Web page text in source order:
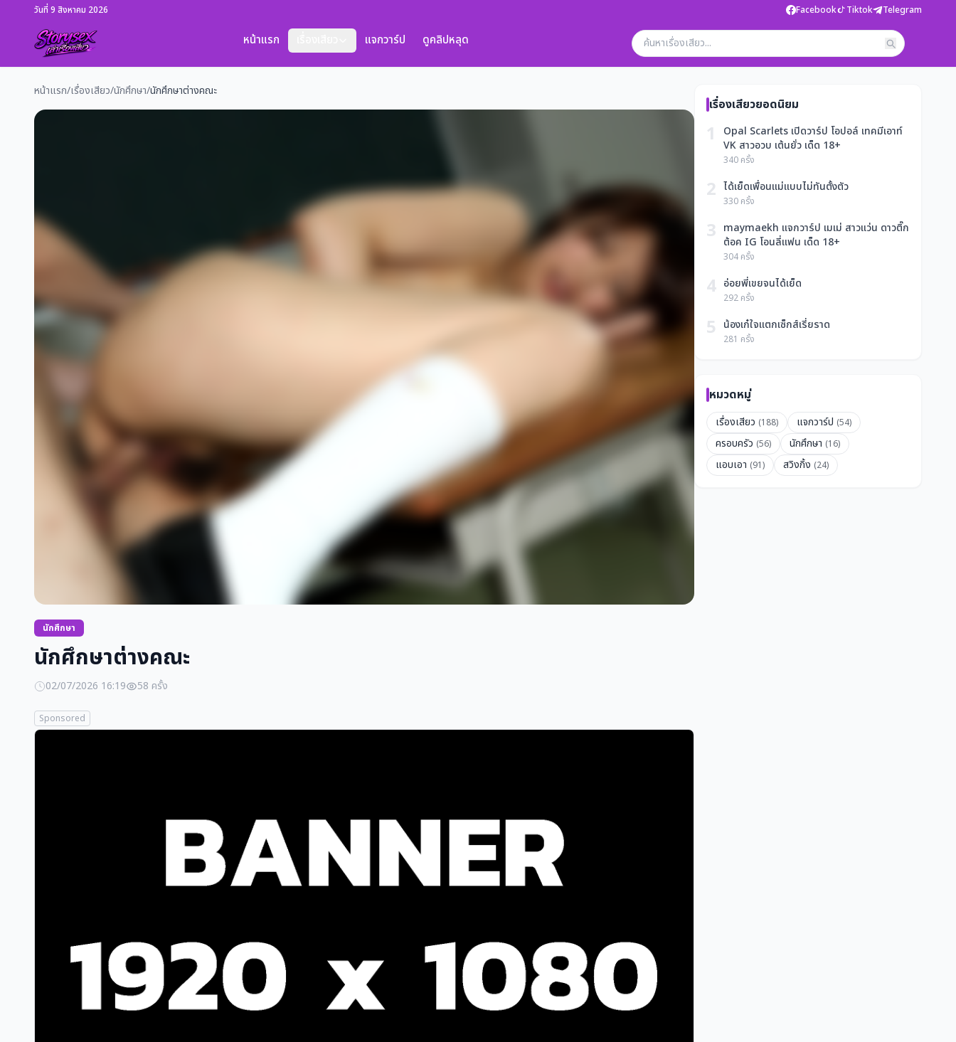
วันที่ 9 สิงหาคม 2026 Facebook Tiktok Telegram
หน้าแรก แจกวาร์ป ดูคลิปหลุด
หน้าแรก/เรื่องเสียว/นักศึกษา/นักศึกษาต่างคณะ
นักศึกษา
นักศึกษาต่างคณะ
02/07/2026 16:19 58 ครั้ง
Sponsored
เรื่องเสียวยอดนิยม
1
Opal Scarlets เปิดวาร์ป โอปอล์ เทคมีเอาท์
VK สาวอวบ เต้นยั่ว เด็ด 18+
340 ครั้ง
2 ได้เย็ดเพื่อนแม่แบบไม่ทันตั้งตัว
330 ครั้ง
3 maymaekh แจกวาร์ป เมเม่ สาวแว่น ดาวติ๊ก
ต้อค IG โอนลี่แฟน เด็ด 18+
304 ครั้ง
4 อ่อยพี่เขยจนได้เย็ด
292 ครั้ง
5 น้องเก๋ใจแตกเซ็กส์เรี่ยราด
281 ครั้ง
หมวดหมู่
เรื่องเสียว (188) แจกวาร์ป (54)
ครอบครัว (56) นักศึกษา (16)
แอบเอา (91) สวิงกิ้ง (24)